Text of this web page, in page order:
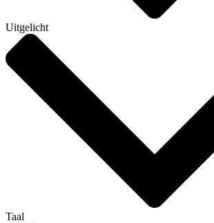
Uitgelicht
Taal